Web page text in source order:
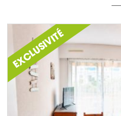
EXCLUSIVITÉ